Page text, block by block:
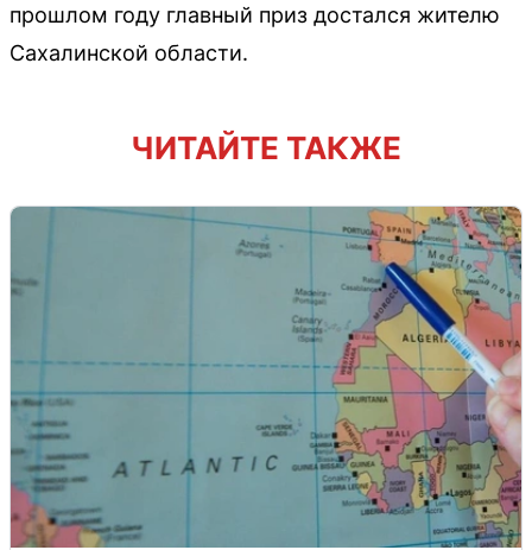
прошлом году главный приз достался жителю
Сахалинской области.
ЧИТАЙТЕ ТАКЖЕ